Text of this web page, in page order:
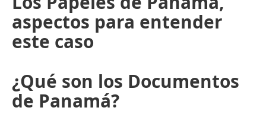
aspectos para entender
este caso
¿Qué son los Documentos
de Panamá?